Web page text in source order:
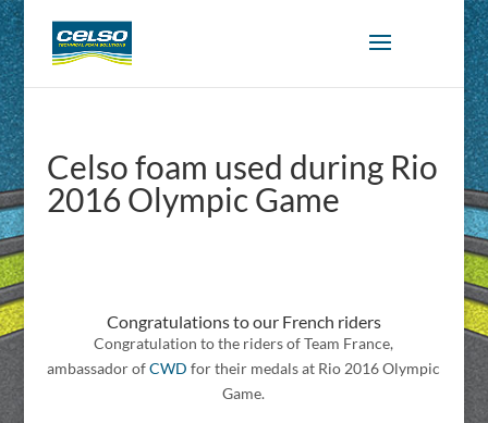
Celso foam used during Rio
2016 Olympic Game
Congratulations to our French riders
Congratulation to the riders of Team France,
ambassador ofCWD for their medals at Rio 2016 Olympic
Game.